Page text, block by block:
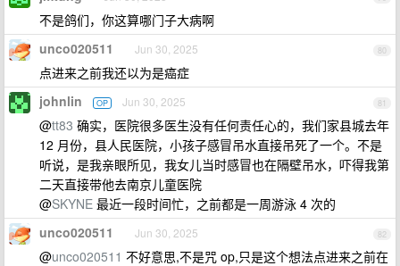
不是鸽们，你这算哪门子大病啊
80
unco020511 Jun 30, 2025
点进来之前我还以为是癌症
81
johnlin OP Jun 30, 2025
@tt83 确实，医院很多医生没有任何责任心的，我们家县城去年
12 月份，县人民医院，小孩子感冒吊水直接吊死了一个。不是
听说，是我亲眼所见，我女儿当时感冒也在隔壁吊水，吓得我第
二天直接带他去南京儿童医院
@SKYNE 最近一段时间忙，之前都是一周游泳 4 次的
82
unco020511 Jun 30, 2025
@unco020511 不好意思,不是咒 op,只是这个想法点进来之前在